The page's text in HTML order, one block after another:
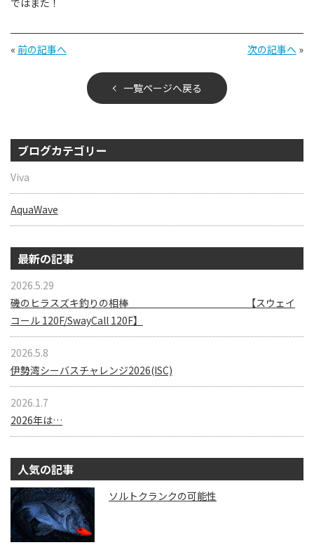
ではまた！
« 前の記事へ 次の記事へ »
一覧ページへ戻る
ブログカテゴリー
Viva
AquaWave
最新の記事
2026.5.29
磯のヒラスズキ釣りの相棒 【スウェイ
コール 120F/SwayCall 120F】
2026.5.8
伊勢湾シーバスチャレンジ2026(ISC)
2026.1.7
2026年は…
人気の記事
ソルトクランクの可能性